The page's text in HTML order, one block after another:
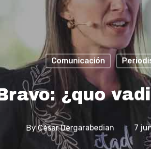
Comunicación
¿quo
By César Dergarabedian 7